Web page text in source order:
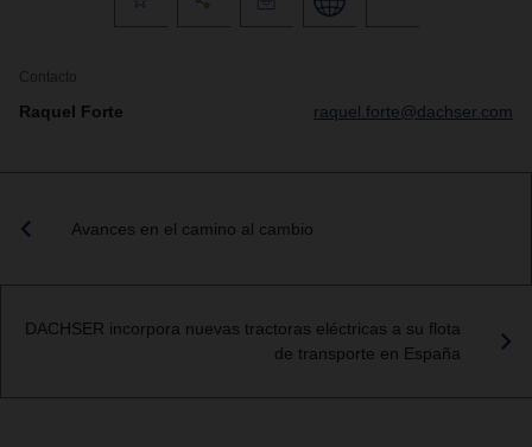
Contacto
Raquel Forte raquel.forte@dachser.com
Avances en el camino al cambio
DACHSER incorpora nuevas tractoras eléctricas a su flota
de transporte en España